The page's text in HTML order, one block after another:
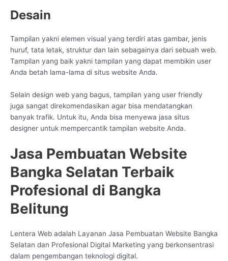
Desain
Tampilan yakni elemen visual yang terdiri atas gambar, jenis
huruf, tata letak, struktur dan lain sebagainya dari sebuah web.
Tampilan yang baik yakni tampilan yang dapat membikin user
Anda betah lama-lama di situs website Anda.
Selain design web yang bagus, tampilan yang user friendly
juga sangat direkomendasikan agar bisa mendatangkan
banyak trafik. Untuk itu, Anda bisa menyewa jasa situs
designer untuk mempercantik tampilan website Anda.
Jasa Pembuatan Website
Bangka Selatan Terbaik
Profesional di Bangka
Belitung
Lentera Web adalah Layanan Jasa Pembuatan Website Bangka
Selatan dan Profesional Digital Marketing yang berkonsentrasi
dalam pengembangan teknologi digital.